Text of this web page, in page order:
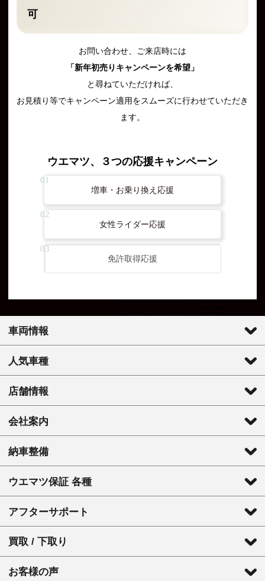
可
お問い合わせ、ご来店時には
「新年初売りキャンペーンを希望」
と尋ねていただければ、
お見積り等でキャンペーン適用をスムーズに行わせていただき
ます。
ウエマツ、３つの応援キャンペーン
増車・お乗り換え応援
女性ライダー応援
免許取得応援
車両情報
人気車種
店舗情報
会社案内
納車整備
ウエマツ保証 各種
アフターサポート
買取 / 下取り
お客様の声